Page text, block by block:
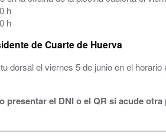
políticos
Municipales
- Plan de Movilidad Urbana Sostenible
h
h
de Cuarte de Huerva
dorsal el viernes 5 de junio en el
presentar el DNI o el QR si acude